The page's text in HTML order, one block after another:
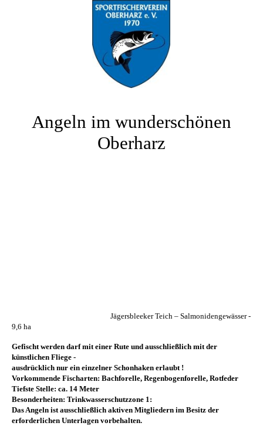
Angeln im wunderschönen
Oberharz
Jägersbleeker Teich – Salmonidengewässer -
9,6 ha
Gefischt werden darf mit einer Rute und ausschließlich mit der
künstlichen Fliege -
ausdrücklich nur ein einzelner Schonhaken erlaubt !
Vorkommende Fischarten: Bachforelle, Regenbogenforelle, Rotfeder
Tiefste Stelle: ca. 14 Meter
Besonderheiten: Trinkwasserschutzzone 1:
Das Angeln ist ausschließlich aktiven Mitgliedern im Besitz der
erforderlichen Unterlagen vorbehalten.